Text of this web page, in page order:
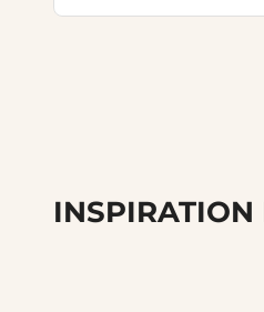
INSPIRATION